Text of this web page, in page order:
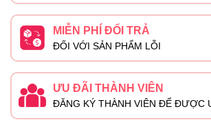
MIỄN PHÍ ĐỔI TRẢ
ĐỐI VỚI SẢN PHẨM LỖI
ƯU ĐÃI THÀNH VIÊN
ĐĂNG KÝ THÀNH VIÊN ĐỂ ĐƯỢC